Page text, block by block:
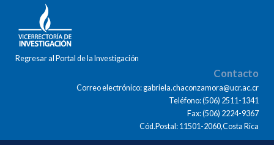
Regresar al Portal de la Investigación
Contacto
Correo electrónico: gabriela.chaconzamora@ucr.ac.cr
Teléfono: (506) 2511-1341
Fax: (506) 2224-9367
Cód.Postal: 11501-2060,Costa Rica